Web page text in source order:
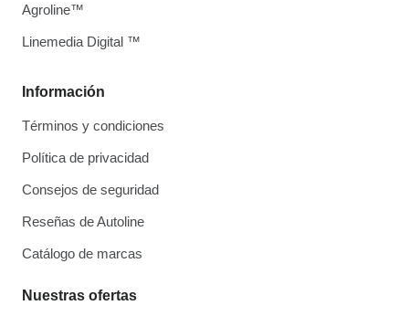
Información
Términos y condiciones
Política de privacidad
Consejos de seguridad
Reseñas de Autoline
Catálogo de marcas
Nuestras ofertas
Agroline™
Linemedia Digital ™